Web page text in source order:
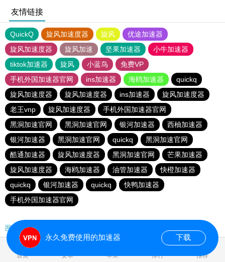
友情链接
QuickQ 旋风加速度器 旋风
优途加速器
旋风加速度器
旋风加速 坚果加速器
小牛加速器
tiktok加速器
旋风 小蓝鸟
免费VP
手机外国加速器官网
ins加速器 海鸥加速器
quickq
旋风加速度器
旋风加速度器 ins加速器
旋风加速度器
老王vnp
旋风加速度器
手机外国加速器官网
黑洞加速官网
黑洞加速官网 银河加速器
西柚加速器
银河加速器
黑洞加速官网 quickq
黑洞加速官网
酷通加速器
旋风加速度器 黑洞加速官网
芒果加速器
旋风加速度器
海鸥加速器 油管加速器
快橙加速器
quickq
银河加速器 quickq
快鸭加速器
手机外国加速器官网
网站地图
首页 安卓 苹果 排行 推荐
永久免费使用的加速器 下载
0.187679s